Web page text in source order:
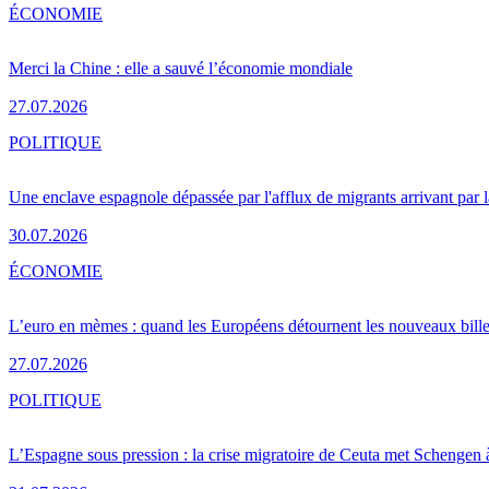
Merci la Chine : elle a sauvé l’économie mondiale
27.07.2026
ÉCONOMIE
Une enclave espagnole dépassée par l'afflux de migrants arrivant par
30.07.2026
POLITIQUE
L’euro en mèmes : quand les Européens détournent les nouveaux
27.07.2026
ÉCONOMIE
L’Espagne sous pression : la crise migratoire de Ceuta met Schengen
POLITIQUE